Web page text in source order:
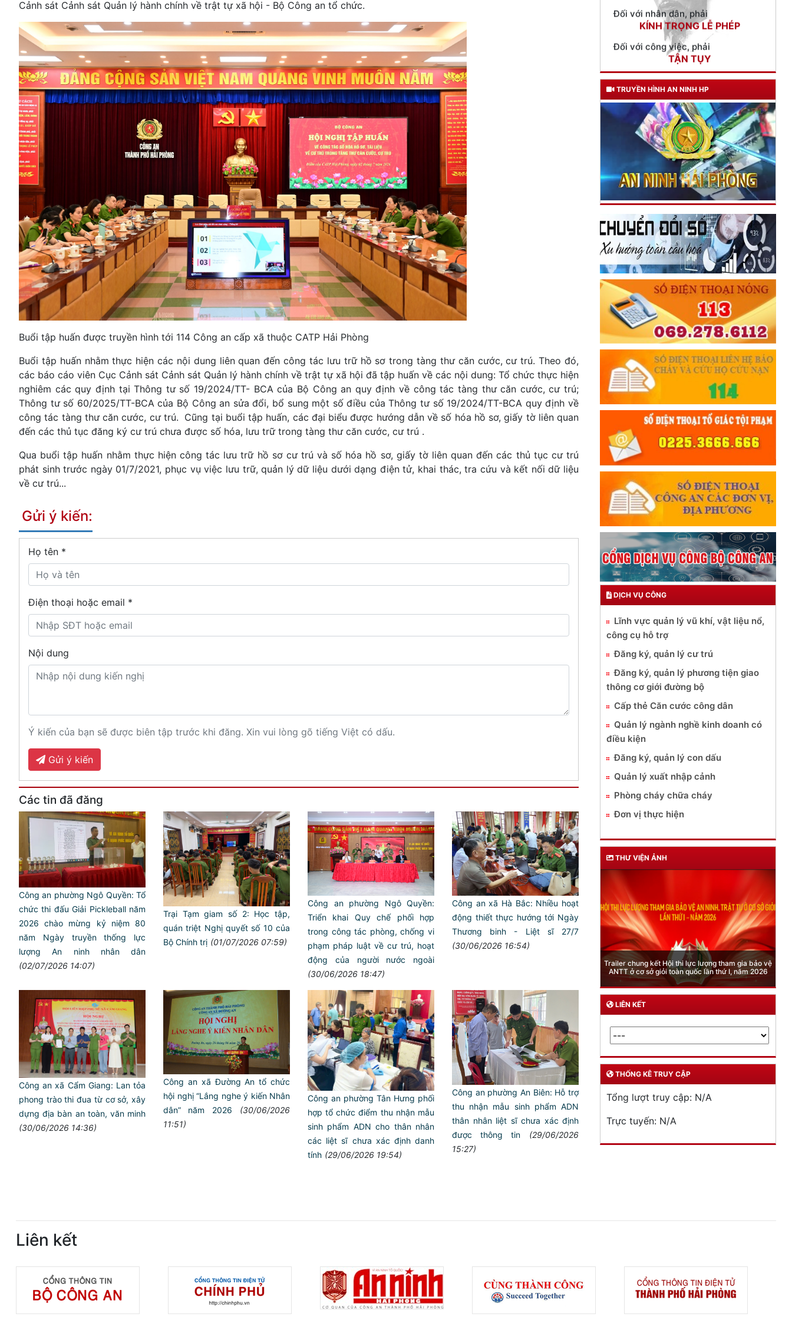
Cảnh sát Cảnh sát Quản lý hành chính về trật tự xã hội - Bộ Công an tổ chức.
Buổi tập huấn được truyền hình tới 114 Công an cấp xã thuộc CATP Hải Phòng
Buổi tập huấn nhằm thực hiện các nội dung liên quan đến công tác lưu trữ hồ sơ trong tàng thư căn cước, cư trú. Theo đó,
các báo cáo viên Cục Cảnh sát Cảnh sát Quản lý hành chính về trật tự xã hội đã tập huấn về các nội dung: Tổ chức thực hiện
nghiêm các quy định tại Thông tư số 19/2024/TT- BCA của Bộ Công an quy định về công tác tàng thư căn cước, cư trú;
Thông tư số 60/2025/TT-BCA của Bộ Công an sửa đổi, bổ sung một số điều của Thông tư số 19/2024/TT-BCA quy định về
công tác tàng thư căn cước, cư trú. Cũng tại buổi tập huấn, các đại biểu được hướng dẫn về số hóa hồ sơ, giấy tờ liên quan
đến các thủ tục đăng ký cư trú chưa được số hóa, lưu trữ trong tàng thư căn cước, cư trú .
Qua buổi tập huấn nhằm thực hiện công tác lưu trữ hồ sơ cư trú và số hóa hồ sơ, giấy tờ liên quan đến các thủ tục cư trú
phát sinh trước ngày 01/7/2021, phục vụ việc lưu trữ, quản lý dữ liệu dưới dạng điện tử, khai thác, tra cứu và kết nối dữ liệu
về cư trú...
Gửi ý kiến:
Họ tên *
Điện thoại hoặc email *
Nội dung
Ý kiến của bạn sẽ được biên tập trước khi đăng. Xin vui lòng gõ tiếng Việt có dấu.
Gửi ý kiến
Các tin đã đăng
Công an phường Ngô Quyền: Tổ
chức thi đấu Giải Pickleball năm
2026 chào mừng kỷ niệm 80
năm Ngày truyền thống lực
lượng An ninh nhân dân
(02/07/2026 14:07)
Trại Tạm giam số 2: Học tập,
quán triệt Nghị quyết số 10 của
Bộ Chính trị (01/07/2026 07:59)
Công an phường Ngô Quyền:
Triển khai Quy chế phối hợp
trong công tác phòng, chống vi
phạm pháp luật về cư trú, hoạt
động của người nước ngoài
(30/06/2026 18:47)
Công an xã Hà Bắc: Nhiều hoạt
động thiết thực hướng tới Ngày
Thương binh - Liệt sĩ 27/7
(30/06/2026 16:54)
Công an xã Cẩm Giang: Lan tỏa
phong trào thi đua từ cơ sở, xây
dựng địa bàn an toàn, văn minh
(30/06/2026 14:36)
Công an xã Đường An tổ chức
hội nghị “Lắng nghe ý kiến Nhân
dân” năm 2026
(30/06/2026
11:51)
Công an phường Tân Hưng phối
hợp tổ chức điểm thu nhận mẫu
sinh phẩm ADN cho thân nhân
các liệt sĩ chưa xác định danh
tính (29/06/2026 19:54)
Công an phường An Biên: Hỗ trợ
thu nhận mẫu sinh phẩm ADN
thân nhân liệt sĩ chưa xác định
được thông tin
(29/06/2026
15:27)
Đối với công việc, phải
TẬN TỤY
Đối với địch, phải
CƯƠNG QUYẾT, KHÔN KHÉO
Trích thư Chủ tịch Hồ Chí Minh
gửi Công an Khu XII,
ngày 11 tháng 3 năm 1948.
TRUYỀN HÌNH AN NINH HP
DỊCH VỤ CÔNG
Lĩnh vực quản lý vũ khí, vật liệu nổ,
công cụ hỗ trợ
Đăng ký, quản lý cư trú
Đăng ký, quản lý phương tiện giao
thông cơ giới đường bộ
Cấp thẻ Căn cước công dân
Quản lý ngành nghề kinh doanh có
điều kiện
Đăng ký, quản lý con dấu
Quản lý xuất nhập cảnh
Phòng cháy chữa cháy
Đơn vị thực hiện
THƯ VIỆN ẢNH
Phòng Quản lý xuất nhập cảnh: Hướng dẫn những
quy định mới trong lĩnh vực xuất cảnh, nhập cảnh
của công dân việt nam từ ngày 01/7/2026
LIÊN KẾT
THỐNG KÊ TRUY CẬP
Tổng lượt truy cập: N/A
Trực tuyến: N/A
Liên kết